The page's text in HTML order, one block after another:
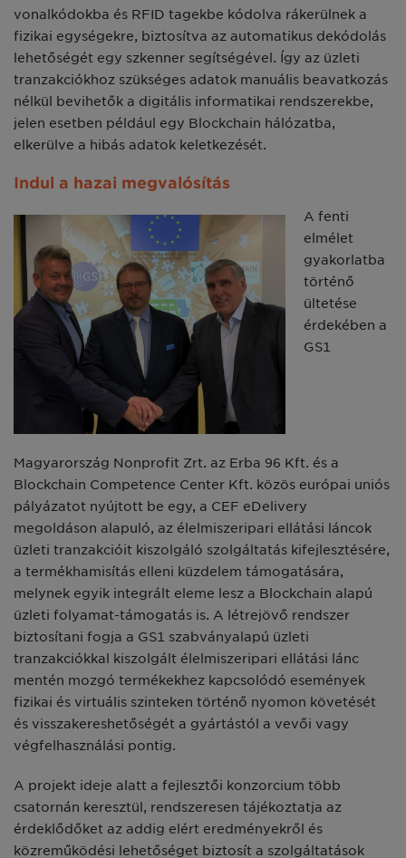
vonalkódokba és RFID tagekbe kódolva rákerülnek a
fizikai egységekre, biztosítva az automatikus dekódolás
lehetőségét egy szkenner segítségével. Így az üzleti
tranzakciókhoz szükséges adatok manuális beavatkozás
nélkül bevihetők a digitális informatikai rendszerekbe,
jelen esetben például egy Blockchain hálózatba,
elkerülve a hibás adatok keletkezését.
Indul a hazai megvalósítás
A fenti
elmélet
gyakorlatba
történő
ültetése
érdekében a
GS1
Magyarország Nonprofit Zrt. az Erba 96 Kft. és a
Blockchain Competence Center Kft. közös európai uniós
pályázatot nyújtott be egy, a CEF eDelivery
megoldáson alapuló, az élelmiszeripari ellátási láncok
üzleti tranzakcióit kiszolgáló szolgáltatás kifejlesztésére,
a termékhamisítás elleni küzdelem támogatására,
melynek egyik integrált eleme lesz a Blockchain alapú
üzleti folyamat-támogatás is. A létrejövő rendszer
biztosítani fogja a GS1 szabványalapú üzleti
tranzakciókkal kiszolgált élelmiszeripari ellátási lánc
mentén mozgó termékekhez kapcsolódó események
fizikai és virtuális szinteken történő nyomon követését
és visszakereshetőségét a gyártástól a vevői vagy
végfelhasználási pontig.
A projekt ideje alatt a fejlesztői konzorcium több
csatornán keresztül, rendszeresen tájékoztatja az
érdeklődőket az addig elért eredményekről és
közreműködési lehetőséget biztosít a szolgáltatások